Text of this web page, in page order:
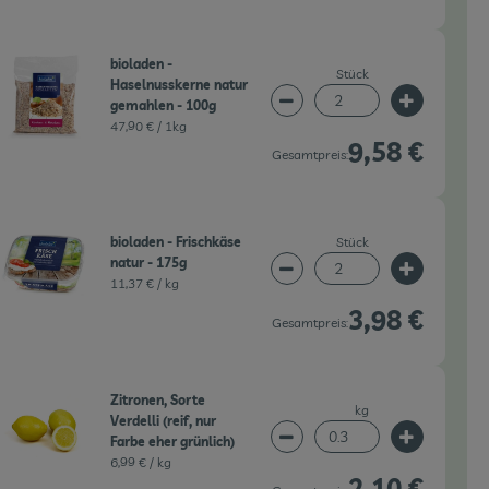
ändern
bioladen -
Haselnusskerne natur
gemahlen - 100g
47,90 € / 1kg
Stück
Artikelanzahl verringern
Gesamtpreis:9,58 €
ändern
bioladen - Frischkäse
natur - 175g
11,37 € / kg
Stück
Artikelanzahl verringern
Gesamtpreis:3,98 €
ändern
Zitronen, Sorte
Verdelli (reif, nur
Farbe eher grünlich)
6,99 € / kg
kg
Artikelanzahl verringern